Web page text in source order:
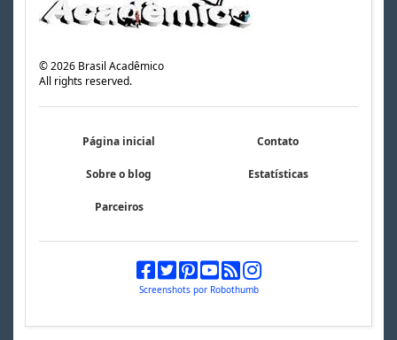
©2026 Brasil Acadêmico
All rights reserved.
Página inicial Contato
Sobre o blog Estatísticas
Parceiros
Screenshots por Robothumb